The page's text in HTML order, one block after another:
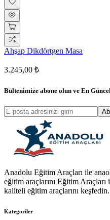
Ahşap Dikdörtgen Masa
3.245,00 ₺
Bültenimize abone olun ve En
Anadolu Eğitim Araçları ile
eğitim araçlarını Eğitim
kaliteli eğitim araçlarını keşfedin.
Kategoriler